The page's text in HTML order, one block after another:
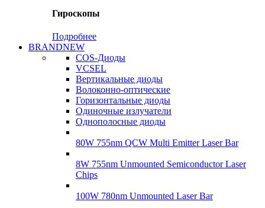
Гироскопы
Подробнее
BRANDNEW
COS-Диоды
VCSEL
Вертикальные диоды
Волоконно-оптические
Горизонтальные диоды
Одиночные излучатели
Однополосные диоды
80W 755nm QCW Multi Emitter Laser Bar
8W 755nm Unmounted Semiconductor Laser
Chips
100W 780nm Unmounted Laser Bar